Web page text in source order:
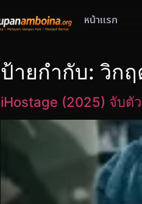
หน้าแรก
ป้ายกำกับ: วิกฤ
iHostage (2025) จับตั